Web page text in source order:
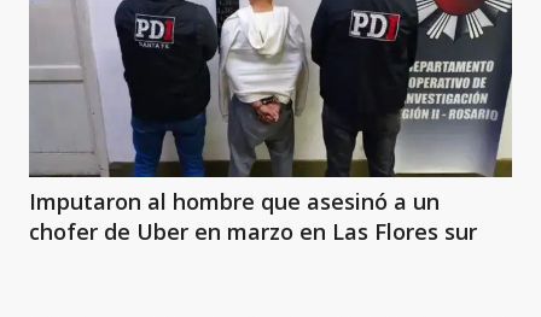
Imputaron al hombre que asesinó a un
chofer de Uber en marzo en Las Flores sur